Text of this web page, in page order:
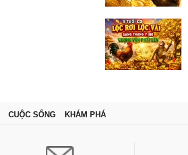
CUỘC SỐNG KHÁM PHÁ